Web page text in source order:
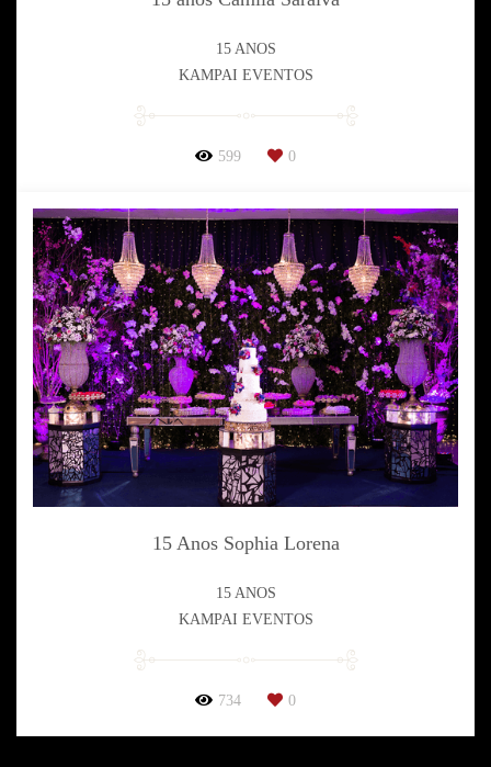
15 ANOS
KAMPAI EVENTOS
599 0
15 Anos Sophia Lorena
15 ANOS
KAMPAI EVENTOS
734 0